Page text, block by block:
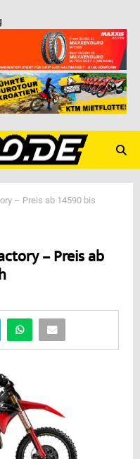
– Preis ab 14590 bis
– Preis ab